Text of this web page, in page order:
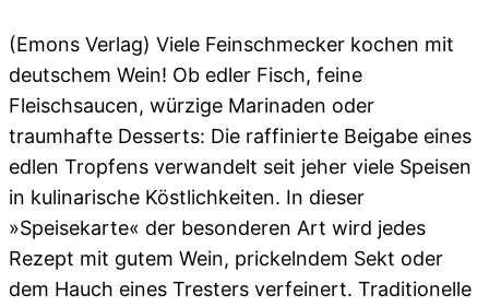
(Emons Verlag) Viele Feinschmecker kochen mit
deutschem Wein! Ob edler Fisch, feine
Fleischsaucen, würzige Marinaden oder
traumhafte Desserts: Die raffinierte Beigabe eines
edlen Tropfens verwandelt seit jeher viele Speisen
in kulinarische Köstlichkeiten. In dieser
»Speisekarte« der besonderen Art wird jedes
Rezept mit gutem Wein, prickelndem Sekt oder
dem Hauch eines Tresters verfeinert. Traditionelle